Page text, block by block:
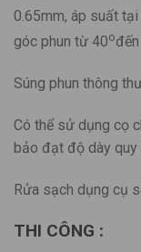
0.65mm, áp suất
góc phun từ 40o
Súng phun thông
Có thể sử dụng cọ
bảo đạt độ dày quy
Rửa sạch dụng cụ
THI CÔNG :